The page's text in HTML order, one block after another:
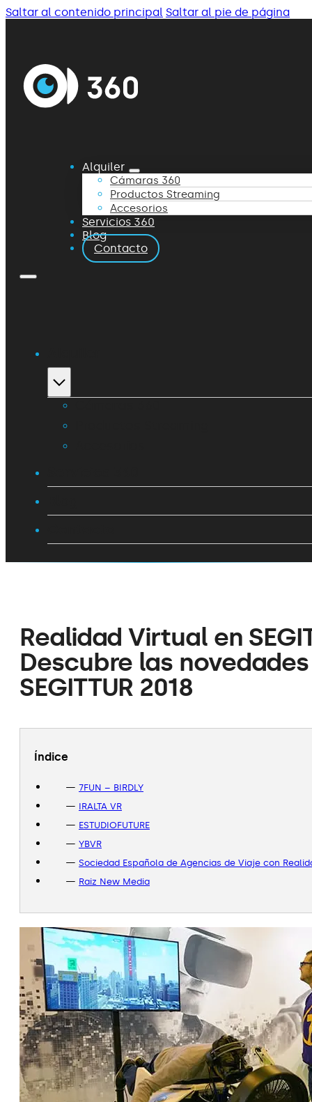
Saltar al contenido principal Saltar al pie de página
Alquiler
Cámaras 360
Productos Streaming
Accesorios
Servicios 360
Blog
Contacto
Realidad Virtual en
Descubre las
SEGITTUR 2018
Índice
7FUN – BIRDLY
IRALTA VR
ESTUDIOFUTURE
YBVR
Sociedad Española de Agencias de Viaje con
Raiz New Media